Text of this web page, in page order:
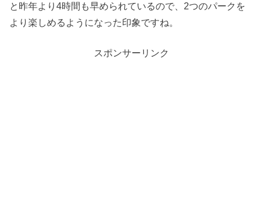
と昨年より4時間も早められているので、2つのパークを
より楽しめるようになった印象ですね。
スポンサーリンク